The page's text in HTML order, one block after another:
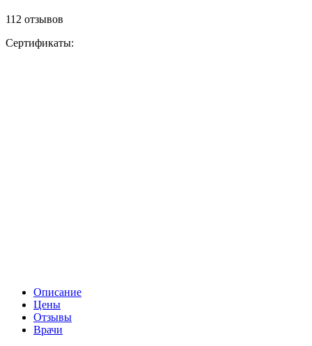
112 отзывов
Сертификаты:
Описание
Цены
Отзывы
Врачи